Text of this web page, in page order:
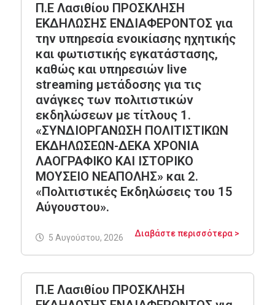
Π.Ε Λασιθίου ΠΡΟΣΚΛΗΣΗ
ΕΚΔΗΛΩΣΗΣ ΕΝΔΙΑΦΕΡΟΝΤΟΣ για
την υπηρεσία ενοικίασης ηχητικής
και φωτιστικής εγκατάστασης,
καθώς και υπηρεσιών live
streaming μετάδοσης για τις
ανάγκες των πολιτιστικών
εκδηλώσεων με τίτλους 1.
«ΣΥΝΔΙΟΡΓΑΝΩΣΗ ΠΟΛΙΤΙΣΤΙΚΩΝ
ΕΚΔΗΛΩΣΕΩΝ-ΔΕΚΑ ΧΡΟΝΙΑ
ΛΑΟΓΡΑΦΙΚΟ ΚΑΙ ΙΣΤΟΡΙΚΟ
ΜΟΥΣΕΙΟ ΝΕΑΠΟΛΗΣ» και 2.
«Πολιτιστικές Εκδηλώσεις του 15
Αύγουστου».
Διαβάστε περισσότερα >
5 Αυγούστου, 2026
Π.Ε Λασιθίου ΠΡΟΣΚΛΗΣΗ